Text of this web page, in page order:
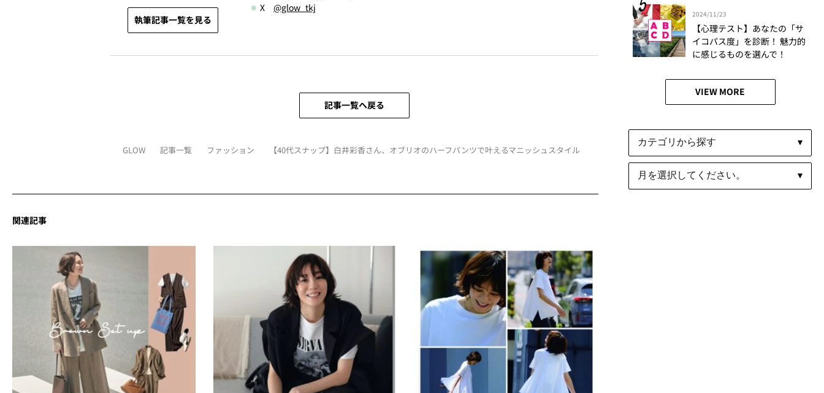
執筆記事一覧を見る
X @glow_tkj
記事一覧へ戻る
GLOW 記事一覧 ファッション 【40代スナップ】白井彩香さん、オブリオのハーフパンツで叶えるマニッシュスタイル
関連記事
2024/11/23
【心理テスト】あなたの「サ
イコパス度」を診断！ 魅力的
に感じるものを選んで！
VIEW MORE